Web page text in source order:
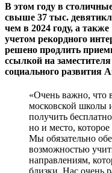
В этом году в
свыше 37 тыс.
чем в 2024 году, а
учетом рекордного
решено продлить
ссылкой на
социального развития
«Очень важно, что
московской школы
получить
но и место, которое
Мы обязательно
возможностью
направлениям,
близки. Нас очень